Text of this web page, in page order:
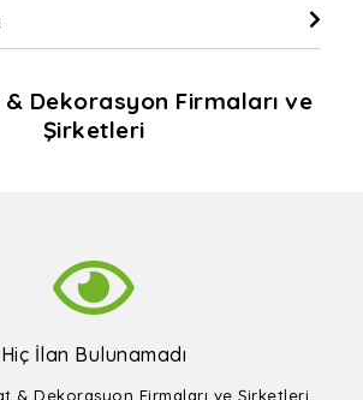
Dekorasyon Firmaları ve
Şirketleri
Hiç İlan Bulunamadı
& Dekorasyon Firmaları ve Şirketleri